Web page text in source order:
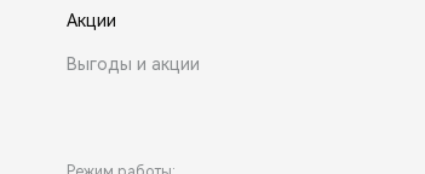
Акции
Выгоды и акции